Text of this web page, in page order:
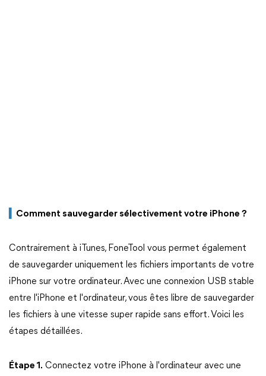
Comment sauvegarder sélectivement votre iPhone ?
Contrairement à iTunes, FoneTool vous permet également
de sauvegarder uniquement les fichiers importants de votre
iPhone sur votre ordinateur. Avec une connexion USB stable
entre l'iPhone et l'ordinateur, vous êtes libre de sauvegarder
les fichiers à une vitesse super rapide sans effort. Voici les
étapes détaillées.
Étape 1. Connectez votre iPhone à l'ordinateur avec une